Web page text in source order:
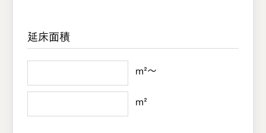
延床面積
m²〜
m²